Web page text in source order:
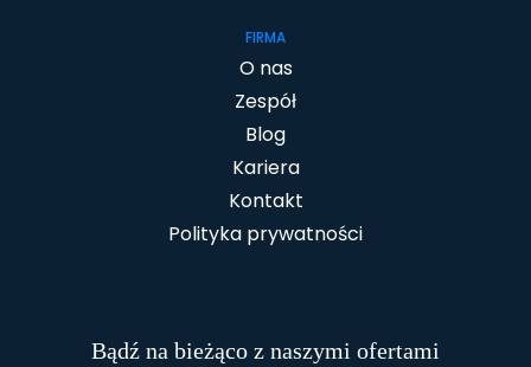
FIRMA
O nas
Zespół
Blog
Kariera
Kontakt
Polityka prywatności
Bądź na bieżąco z naszymi ofertami